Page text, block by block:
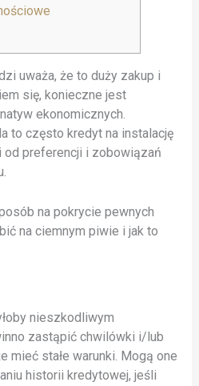
uważa, że ​​to duży zakup i
się, konieczne jest
ekonomicznych.
to często kredyt na instalację
od preferencji i zobowiązań
na pokrycie pewnych
na ciemnym piwie i jak to
nieszkodliwym
zastąpić chwilówki i/lub
mieć stałe warunki. Mogą one
historii kredytowej, jeśli